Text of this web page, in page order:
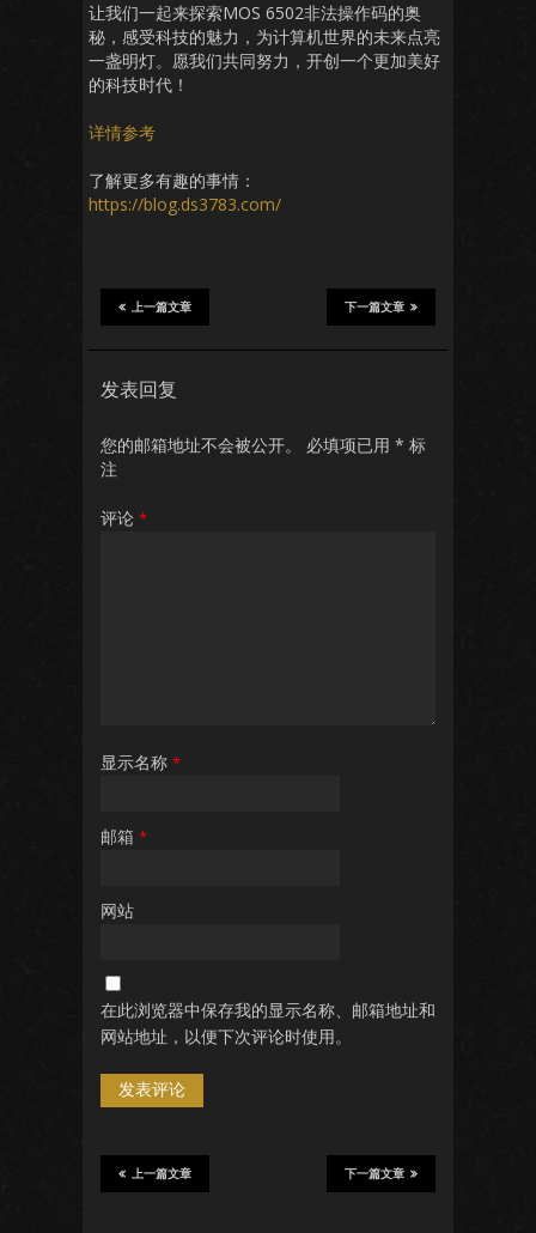
让我们一起来探索MOS 6502非法操作码的奥
秘，感受科技的魅力，为计算机世界的未来点亮
一盏明灯。愿我们共同努力，开创一个更加美好
的科技时代！
详情参考
了解更多有趣的事情：
https://blog.ds3783.com/
下一篇文章
上一篇文章
发表回复
您的邮箱地址不会被公开。 必填项已用 * 标
注
评论 *
显示名称 *
邮箱 *
网站
在此浏览器中保存我的显示名称、邮箱地址和
网站地址，以便下次评论时使用。
下一篇文章
上一篇文章